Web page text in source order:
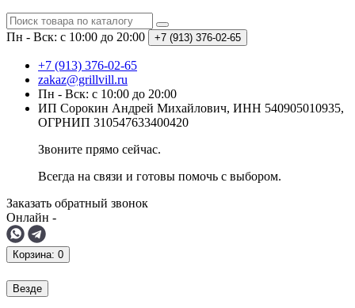
Пн - Вск: с 10:00 до 20:00 +7 (913) 376-02-65
+7 (913) 376-02-65
zakaz@grillvill.ru
Пн - Вск: с 10:00 до 20:00
ИП Сорокин Андрей Михайлович, ИНН 540905010935,
ОГРНИП 310547633400420
Звоните прямо сейчас.
Всегда на связи и готовы помочь с выбором.
Заказать обратный звонок
Онлайн -
Корзина: 0
Везде